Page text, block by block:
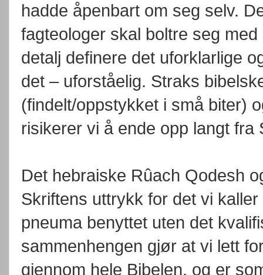
hadde åpenbart om seg selv.
fagteologer skal boltre seg
detalj definere det uforklarlige
det – uforståelig. Straks
(findelt/oppstykket i små biter)
risikerer vi å ende opp langt fra
Det hebraiske Rûach Qodesh
Skriftens uttrykk for det vi
pneuma benyttet uten det
sammenhengen gjør at vi lett
gjennom hele Bibelen, og er